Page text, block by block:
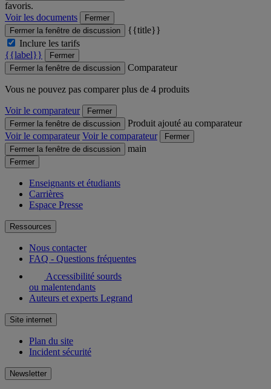
favoris.
Voir les documents
Fermer
Fermer la fenêtre de discussion
{{title}}
Inclure les tarifs
{{label}}
Fermer
Fermer la fenêtre de discussion
Comparateur
Vous ne pouvez pas comparer plus de 4 produits
Voir le comparateur
Fermer
Fermer la fenêtre de discussion
Produit ajouté au comparateur
Voir le comparateur Voir le comparateur
Fermer
Fermer la fenêtre de discussion
main
Fermer
Enseignants et étudiants
Carrières
Espace Presse
Ressources
Nous contacter
FAQ - Questions fréquentes
Accessibilité sourds
ou malentendants
Auteurs et experts Legrand
Site internet
Plan du site
Incident sécurité
Newsletter